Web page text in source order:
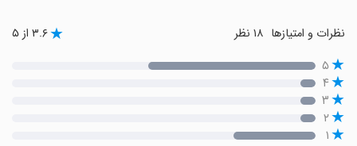
نظرات و امتیازها ۳.۶ از ۵
۵
۴
۳
۲
۱